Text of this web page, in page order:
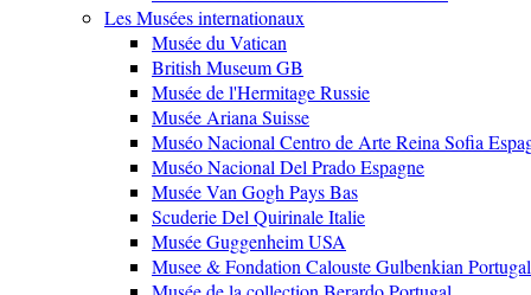
Les Musées internationaux
Musée du Vatican
British Museum GB
Musée de l'Hermitage Russie
Musée Ariana Suisse
Muséo Nacional Centro de Arte Reina Sofia
Muséo Nacional Del Prado Espagne
Musée Van Gogh Pays Bas
Scuderie Del Quirinale Italie
Musée Guggenheim USA
Musee & Fondation Calouste Gulbenkian Portugal